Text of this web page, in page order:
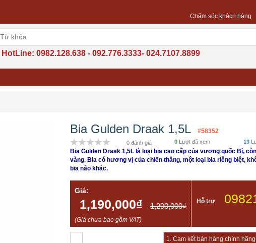
Chăm sóc khách hàng
HotLine: 0982.128.638 - 092.776.3333- 024.7107.8899
Bia Gulden Draak 1,5L #58352
0 đánh giá 0Lượt đã xem 13
Bia Gulden Draak 1,5L là loại bia cao cấp của vương quốc Bỉ,
vàng. Bia có hương vị của chiến thắng, một loại bia riêng biệt,
bia nào khác.
Giá:
1,190,000₫ 1,200,000₫
(Giá chưa bao gồm VAT)
Hỗ trợ
1. Cam kết bán hàng chính